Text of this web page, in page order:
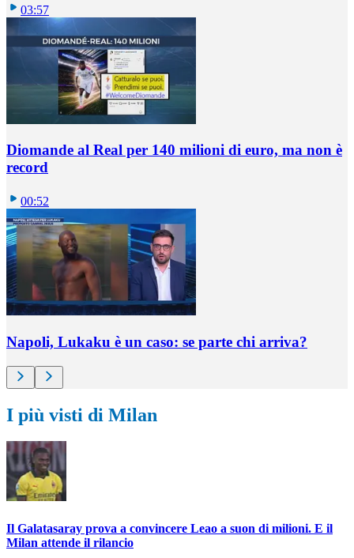
03:57
Diomande al Real per 140 milioni di euro, ma non è
record
00:52
Napoli, Lukaku è un caso: se parte chi arriva?
I più visti di Milan
Il Galatasaray prova a convincere Leao a suon di milioni. E il
Milan attende il rilancio